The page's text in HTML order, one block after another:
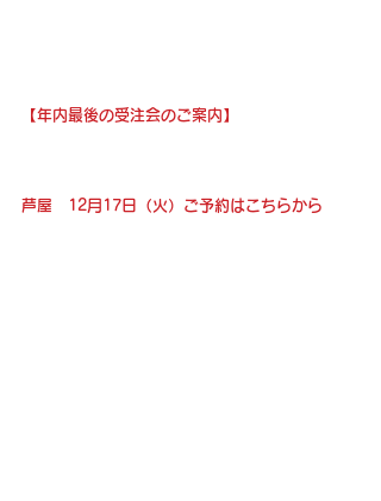
【年内最後の受注会のご案内】
芦屋　12月17日（火）ご予約はこちらから